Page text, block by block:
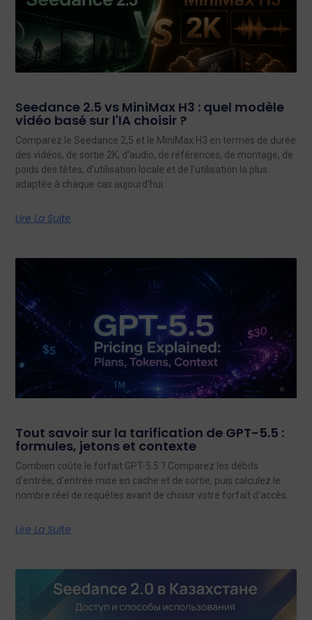
Seedance 2.5 vs MiniMax H3 : quel modèle
vidéo basé sur l'IA choisir ?
Comparez le Seedance 2,5 et le MiniMax H3 en termes de durée
des vidéos, de sortie 2K, d'audio, de références, de montage, de
poids des têtes, d'utilisation locale et de l'utilisation la plus
adaptée à chaque cas aujourd'hui.
Lire La Suite
Tout savoir sur la tarification de GPT-5.5 :
formules, jetons et contexte
Combien coûte le forfait GPT-5.5 ? Comparez les débits
d'entrée, d'entrée mise en cache et de sortie, puis calculez le
nombre réel de requêtes avant de choisir votre forfait d'accès.
Lire La Suite